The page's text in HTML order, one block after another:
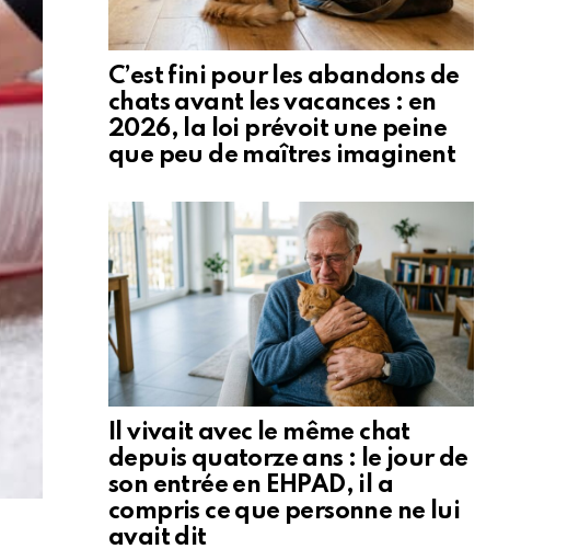
C’est fini pour les abandons de
chats avant les vacances : en
2026, la loi prévoit une peine
que peu de maîtres imaginent
Il vivait avec le même chat
depuis quatorze ans : le jour de
son entrée en EHPAD, il a
compris ce que personne ne lui
avait dit